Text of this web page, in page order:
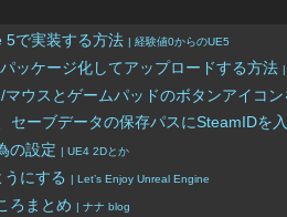
5で実装する方法 | 経験値0からのUE5
ッケージ化してアップロードする方法
ウスとゲームパッドのボタンアイコ
ーブデータの保存パスにSteamIDを入
の設定 | UE4 2Dとか
にする | Let’s Enjoy Unreal Engine
ろまとめ | ナナ blog